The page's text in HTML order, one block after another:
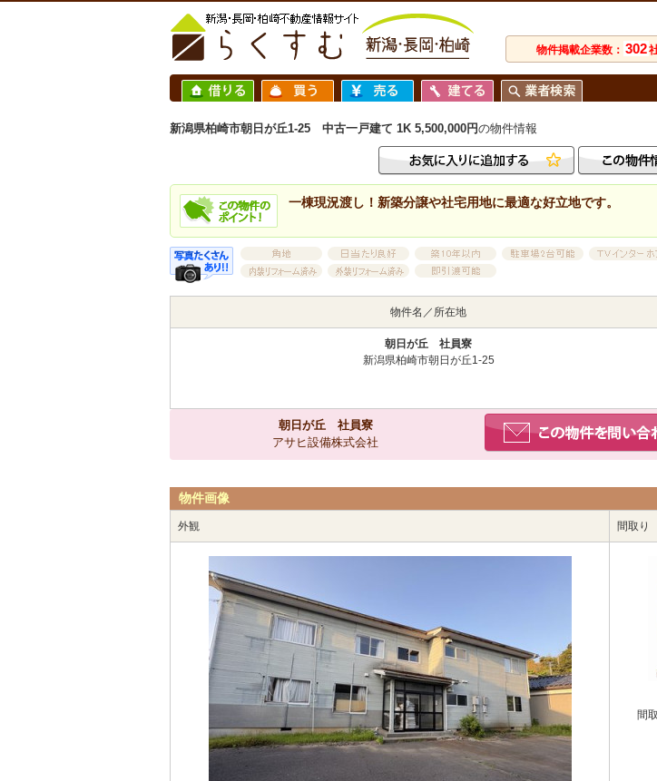
物件掲載企業数： 302
新潟県柏崎市朝日が丘1-25 中古一戸建て 1K 5,500,000円の物件情報
一棟現況渡し！新築分譲や社宅用地に最適な好立地です。
物件名／所在地
朝日が丘 社員寮
新潟県柏崎市朝日が丘1-25
朝日が丘 社員寮
アサヒ設備株式会社
物件画像
外観 間取り
間